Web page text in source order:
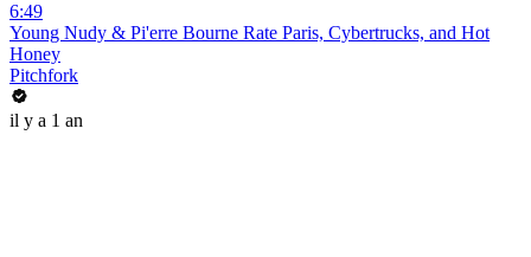
6:49
Young Nudy & Pi'erre Bourne Rate Paris, Cybertrucks, and Hot
Honey
Pitchfork
il y a 1 an